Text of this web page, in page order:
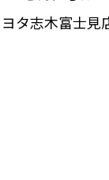
タ志木富士見